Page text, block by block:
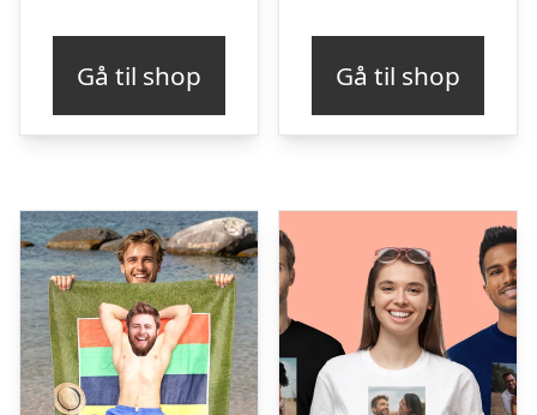
Gå til shop Gå til shop